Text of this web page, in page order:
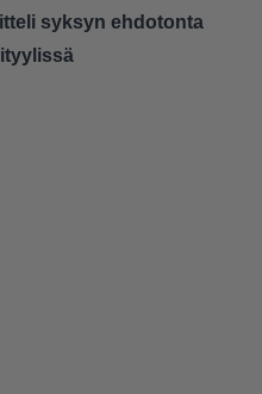
syksyn ehdotonta